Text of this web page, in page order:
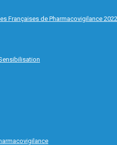
Françaises de Pharmacovigilance 2022